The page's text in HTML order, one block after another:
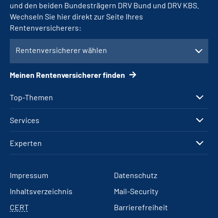
Top-Themen
Services
Experten
und den beiden Bundesträgern DRV Bund und DRV KBS.
Wechseln Sie hier direkt zur Seite Ihres
Rentenversicherers:
Rentenversicherer wählen
Meinen Rentenversicherer finden
Impressum
Datenschutz
Inhaltsverzeichnis
Mail-Security
CERT
Barrierefreiheit